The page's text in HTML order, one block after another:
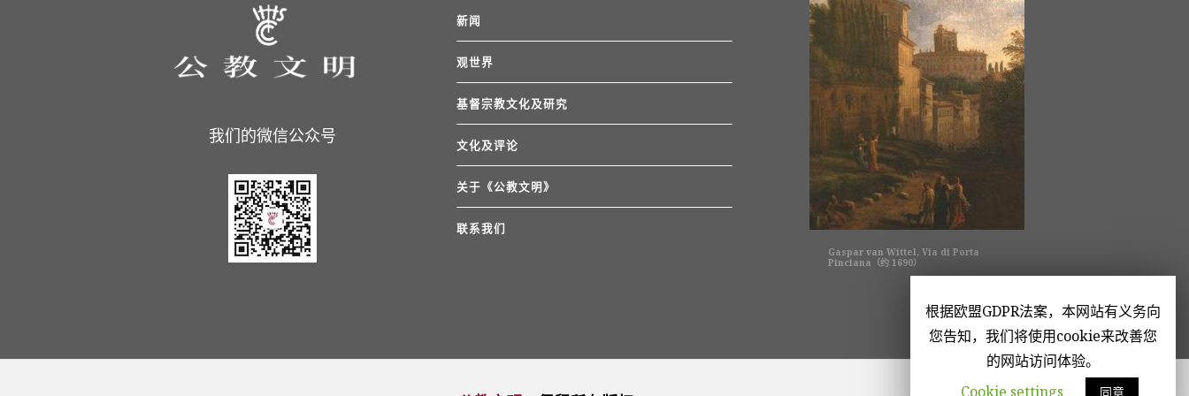
我们的微信公众号
新闻
观世界
基督宗教文化及研究
文化及评论
关于《公教文明》
联系我们
Gaspar van Wittel, Via di Porta
Pinciana（约 1690）
根据欧盟GDPR法案，本网站有义务向
您告知，我们将使用cookie来改善您
的网站访问体验。
Cookie settings
同意